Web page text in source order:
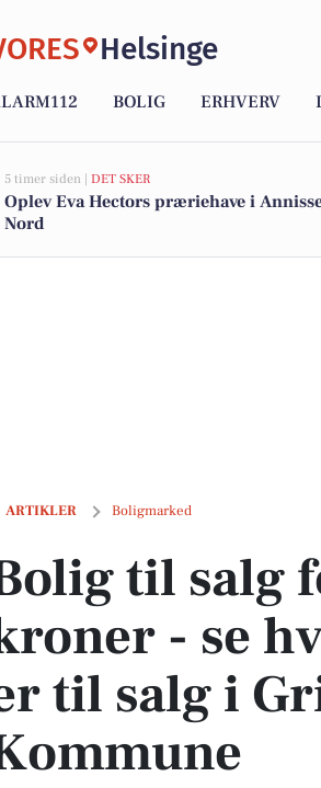
Helsinge
BOLIG ERHVERV
5 timer siden | DET SKER
Oplev Eva Hectors præriehave i
Nord
ARTIKLER Boligmarked
Bolig til salg for 2,6 mio. kroner - se hvad der
til salg
- se
til salg i